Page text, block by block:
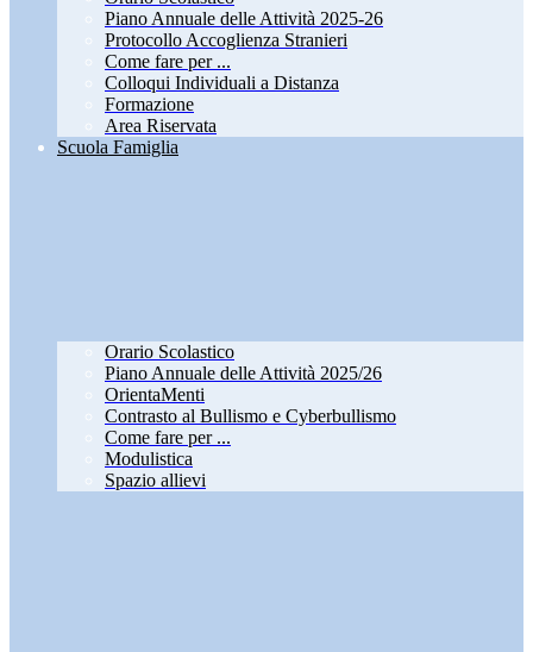
Piano Annuale delle Attività 2025-26
Protocollo Accoglienza Stranieri
Come fare per ...
Colloqui Individuali a Distanza
Formazione
Area Riservata
Scuola Famiglia
Orario Scolastico
Piano Annuale delle Attività 2025/26
OrientaMenti
Contrasto al Bullismo e Cyberbullismo
Come fare per ...
Modulistica
Spazio allievi